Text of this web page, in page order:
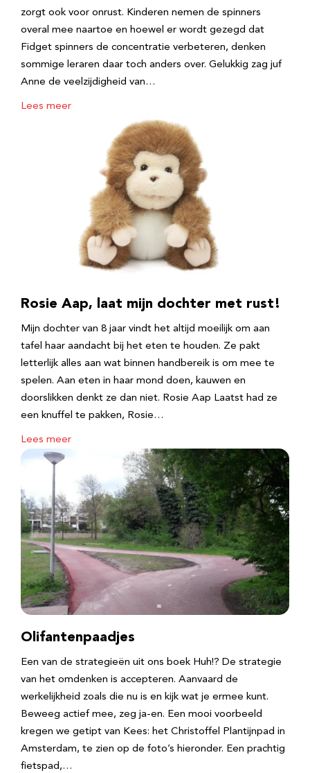
zorgt ook voor onrust. Kinderen nemen de spinners
overal mee naartoe en hoewel er wordt gezegd dat
Fidget spinners de concentratie verbeteren, denken
sommige leraren daar toch anders over. Gelukkig zag juf
Anne de veelzijdigheid van…
Lees meer
Rosie Aap, laat mijn dochter met rust!
Mijn dochter van 8 jaar vindt het altijd moeilijk om aan
tafel haar aandacht bij het eten te houden. Ze pakt
letterlijk alles aan wat binnen handbereik is om mee te
spelen. Aan eten in haar mond doen, kauwen en
doorslikken denkt ze dan niet. Rosie Aap Laatst had ze
een knuffel te pakken, Rosie…
Lees meer
Olifantenpaadjes
Een van de strategieën uit ons boek Huh!? De strategie
van het omdenken is accepteren. Aanvaard de
werkelijkheid zoals die nu is en kijk wat je ermee kunt.
Beweeg actief mee, zeg ja-en. Een mooi voorbeeld
kregen we getipt van Kees: het Christoffel Plantijnpad in
Amsterdam, te zien op de foto’s hieronder. Een prachtig
fietspad,…